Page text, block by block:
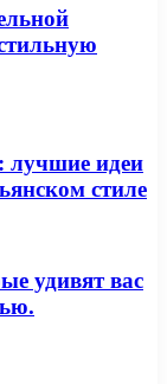
лучшие идеи
стиле
удивят вас